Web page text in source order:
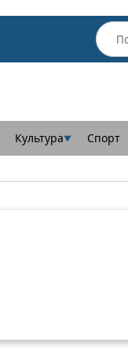
Культура▼ Спорт